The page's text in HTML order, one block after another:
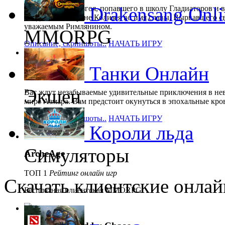
Путь римского изгоя, попавшего в школу Гладиаторов и
поединках на арене Колизея во имя славы. Вырвавшего
уважаемым Римлянином.
Описание, скриншоты.. НАЧАТЬ ИГРУ
Karos
Вас ждут незабываемые удивительные приключения в
мире Азмара. Вам предстоит окунуться в эпохальные
Описание, скриншоты.. НАЧАТЬ ИГРУ
ArcheAge
ТОП 1 Рейтинг онлайн игр
Бесплатная клиентская MMORPG
Drakensang
MMORPG
Танки Онлайн
Экшен
Короли льда
Симуляторы
Скачать клиентские